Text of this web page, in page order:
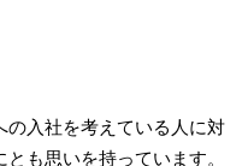
の入社を考えている人に対
も思いを持っています。